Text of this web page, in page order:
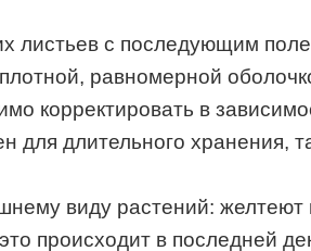
листьев с последующим
равномерной
корректировать в
длительного хранения,
виду растений:
происходит в последней